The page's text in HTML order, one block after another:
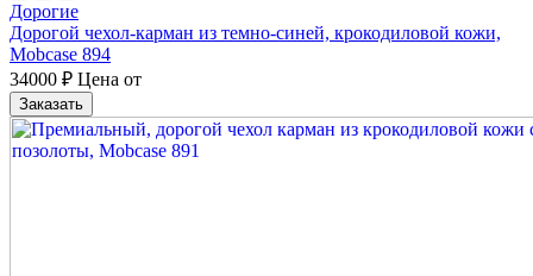
Дорогие
Дорогой чехол-карман из темно-синей, крокодиловой кожи,
Mobcase 894
34000 ₽ Цена от
Заказать